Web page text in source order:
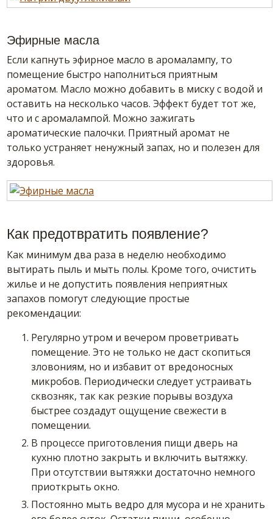
Эфирные масла
Если капнуть эфирное масло в аромалампу, то
помещение быстро наполниться приятным
ароматом. Масло можно добавить в миску с водой и
оставить на несколько часов. Эффект будет тот же,
что и с аромалампой. Можно зажигать
ароматические палочки. Приятный аромат не
только устраняет ненужный запах, но и полезен для
здоровья.
Как предотвратить появление?
Как минимум два раза в неделю необходимо
вытирать пыль и мыть полы. Кроме того, очистить
жилье и не допустить появления неприятных
запахов помогут следующие простые
рекомендации:
Регулярно утром и вечером проветривать
помещение. Это не только не даст скопиться
зловониям, но и избавит от вредоносных
микробов. Периодически следует устраивать
сквозняк, так как резкие порывы воздуха
быстрее создадут ощущение свежести в
помещении.
В процессе приготовления пищи дверь на
кухню плотно закрыть и включить вытяжку.
При отсутствии вытяжки достаточно немного
приоткрыть окно.
Постоянно мыть ведро для мусора и не хранить